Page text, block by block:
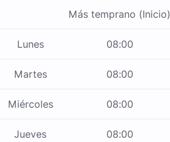
Más temprano (Inicio)
Lunes 08:00
Martes 08:00
Miércoles 08:00
Jueves 08:00